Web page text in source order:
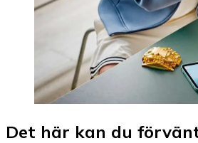
Det här kan du